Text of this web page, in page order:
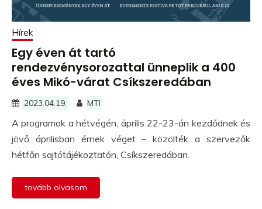
Hírek
Egy éven át tartó
rendezvénysorozattal ünneplik a 400
éves Mikó-várat Csíkszeredában
2023.04.19. MTI
A programok a hétvégén, április 22-23-án kezdődnek és
jövő áprilisban érnek véget – közölték a szervezők
hétfőn sajtótájékoztatón, Csíkszeredában.
tovább olvasom